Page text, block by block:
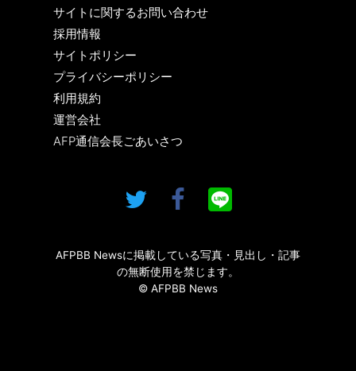
サイトに関するお問い合わせ
採用情報
サイトポリシー
プライバシーポリシー
利用規約
運営会社
AFP通信会長ごあいさつ
AFPBB Newsに掲載している写真・見出し・記事
の無断使用を禁じます。
© AFPBB News